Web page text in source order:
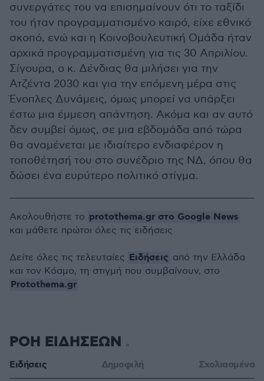
συνεργάτες του να επισημαίνουν ότι το ταξίδι
του ήταν προγραμματισμένο καιρό, είχε εθνικό
σκοπό, ενώ και η Κοινοβουλευτική Ομάδα ήταν
αρχικά προγραμματισμένη για τις 30 Απριλίου.
Σίγουρα, ο κ. Δένδιας θα μιλήσει για την
Ατζέντα 2030 και για την επόμενη μέρα στις
Ένοπλες Δυνάμεις, όμως μπορεί να υπάρξει
έστω μια έμμεση απάντηση. Ακόμα και αν αυτό
δεν συμβεί όμως, σε μια εβδομάδα από τώρα
θα αναμένεται με ιδιαίτερο ενδιαφέρον η
τοποθέτησή του στο συνέδριο της ΝΔ, όπου θα
δώσει ένα ευρύτερο πολιτικό στίγμα.
Ακολουθήστε το protothema.gr στο Google News
και μάθετε πρώτοι όλες τις ειδήσεις
Δείτε όλες τις τελευταίες Ειδήσεις από την Ελλάδα
και τον Κόσμο, τη στιγμή που συμβαίνουν, στο
Protothema.gr
ΡΟΗ ΕΙΔΗΣΕΩΝ
Ειδήσεις Δημοφιλή Σχολιασμένα